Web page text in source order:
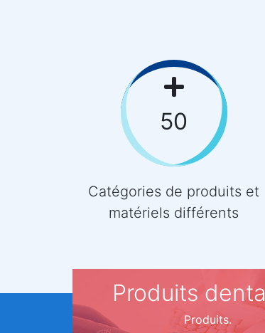
50
Catégories de produits et
matériels différents
Produits
Produits.